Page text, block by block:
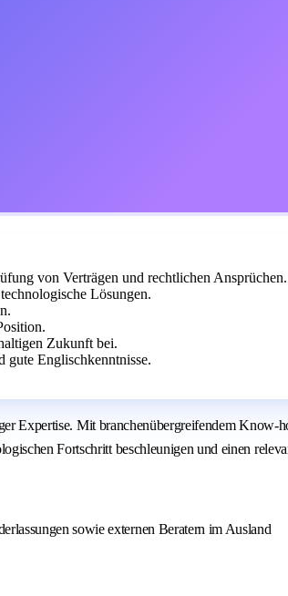
von Verträgen und rechtlichen Ansprüchen.
Lösungen.
Zukunft bei.
gute Englischkenntnisse.
Expertise. Mit branchenübergreifendem
Fortschritt beschleunigen und einen
sowie externen Beratern im Ausland